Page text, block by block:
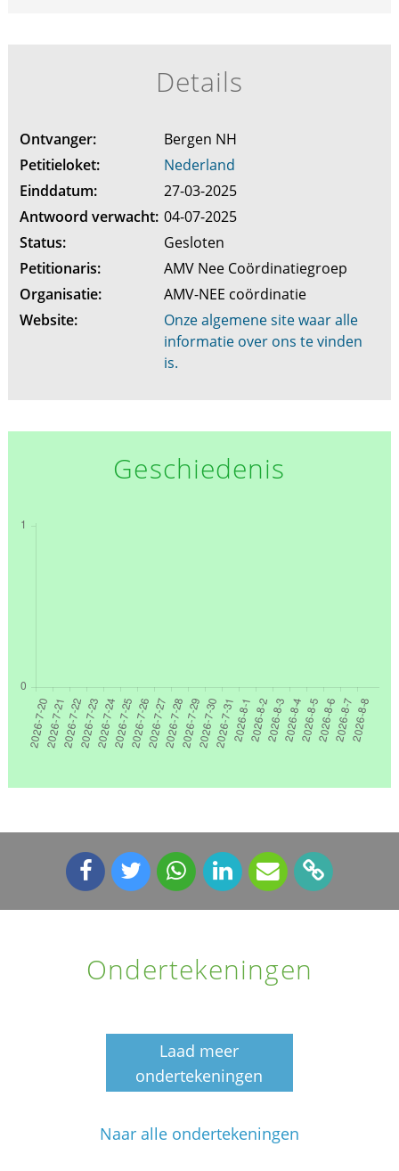
Details
Ontvanger:
Bergen NH
Petitieloket:
Nederland
Einddatum:
27-03-2025
Antwoord verwacht: 04-07-2025
Status:
Gesloten
Petitionaris:
AMV Nee Coördinatiegroep
Organisatie:
AMV-NEE coördinatie
Website:
Onze algemene site waar alle
informatie over ons te vinden
is.
Geschiedenis
Ondertekeningen
Laad meer
ondertekeningen
Naar alle ondertekeningen